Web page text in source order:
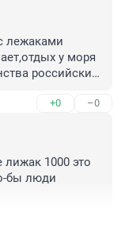
лежаками
у моря
российских
+0 –0
1000 это
бы люди